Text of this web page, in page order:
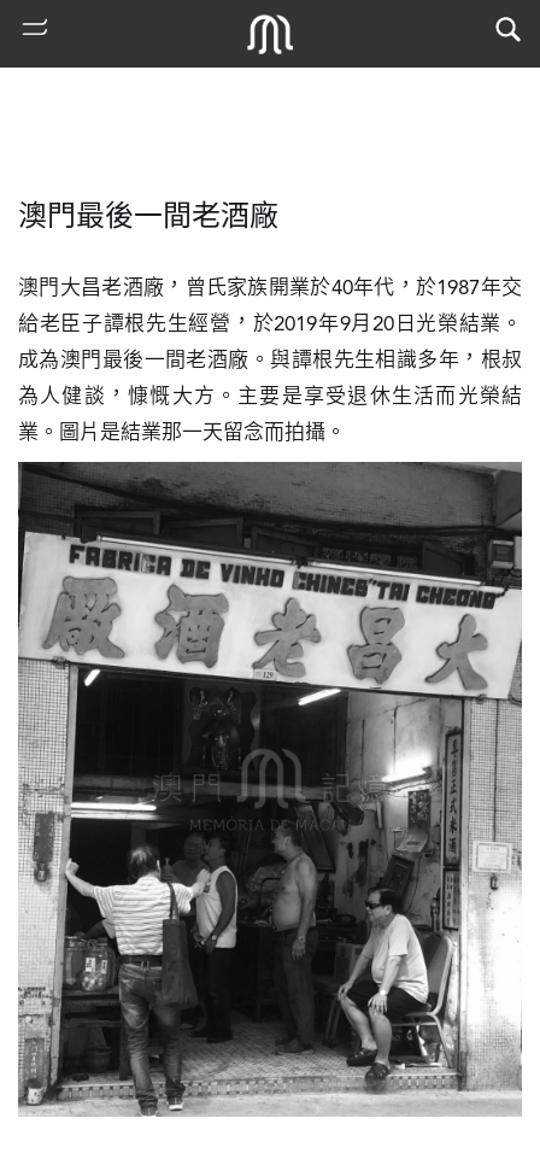
熱
門
索
古
地
圖
媽
閣
寺
廟
巴
士
教
堂
街
市
澳門最後一間老酒廠
澳門大昌老酒廠，曾氏家族開業於40年代，於1987年交
給老臣子譚根先生經營，於2019年9月20日光榮結業。
成為澳門最後一間老酒廠。與譚根先生相識多年，根叔
為人健談，慷慨大方。主要是享受退休生活而光榮結
業。圖片是結業那一天留念而拍攝。